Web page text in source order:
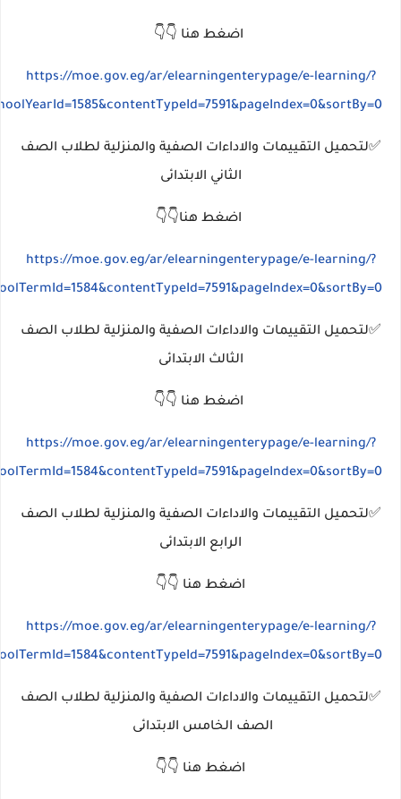
اضغط هنا 👇👇
https://moe.gov.eg/ar/elearningenterypage/e-learning/?
✅لتحميل التقييمات والاداءات الصفية والمنزلية لطلاب الصف
الثاني الابتدائى
اضغط هنا👇👇
https://moe.gov.eg/ar/elearningenterypage/e-learning/?
✅لتحميل التقييمات والاداءات الصفية والمنزلية لطلاب الصف
الثالث الابتدائى
اضغط هنا 👇👇
https://moe.gov.eg/ar/elearningenterypage/e-learning/?
✅لتحميل التقييمات والاداءات الصفية والمنزلية لطلاب الصف
الرابع الابتدائى
اضغط هنا 👇👇
https://moe.gov.eg/ar/elearningenterypage/e-learning/?
✅لتحميل التقييمات والاداءات الصفية والمنزلية لطلاب الصف
الصف الخامس الابتدائى
اضغط هنا 👇👇